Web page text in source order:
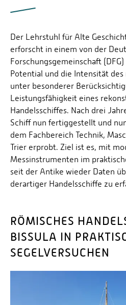
Der Lehrstuhl für Alte
erforscht in einem von der
Forschungsgemeinschaft
Potential und die Intensität des
unter besonderer
Leistungsfähigkeit eines
Handelsschiffes. Nach drei
Schiff nun fertiggestellt und
dem Fachbereich Technik,
Trier erprobt. Ziel ist es, mit
Messinstrumenten im
seit der Antike wieder Daten
derartiger Handelsschiffe zu
RÖMISCHES
BISSULA IN
SEGELVERSUCHEN